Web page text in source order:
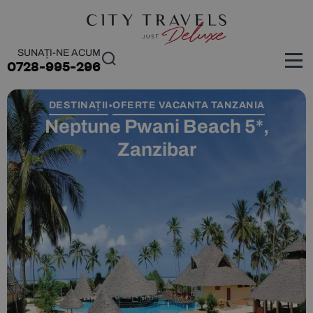
SUNAȚI-NE ACUM
0728-995-296
DESTINAȚII •OFERTE VACANTA TANZANIA
Neptune Pwani Beach 5*,
Zanzibar